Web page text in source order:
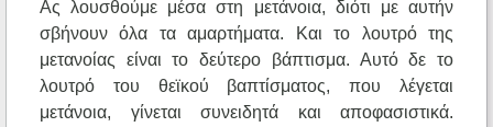
Ας λουσθούμε μέσα στη μετάνοια, διότι με αυτήν
σβήνουν όλα τα αμαρτήματα. Και το λουτρό της
μετανοίας είναι το δεύτερο βάπτισμα. Αυτό δε το
λουτρό του θεϊκού βαπτίσματος, που λέγεται
μετάνοια, γίνεται συνειδητά και αποφασιστικά.